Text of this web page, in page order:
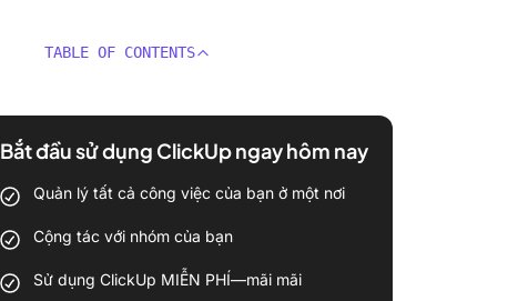
TABLE OF CONTENTS
Bắt đầu sử dụng ClickUp ngay hôm nay
Quản lý tất cả công việc của bạn ở một nơi
Cộng tác với nhóm của bạn
Sử dụng ClickUp MIỄN PHÍ—mãi mãi